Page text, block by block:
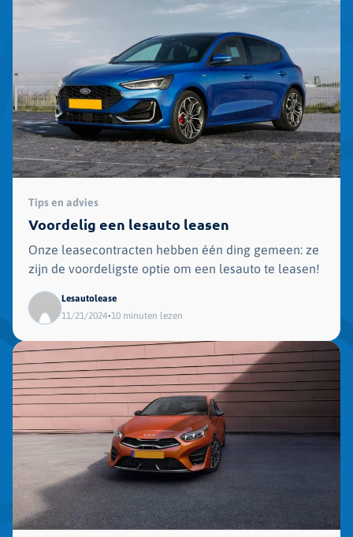
Tips en advies
Voordelig een lesauto leasen
Onze leasecontracten hebben één ding gemeen: ze
zijn de voordeligste optie om een lesauto te leasen!
Lesautolease
11/21/2024•10 minuten lezen